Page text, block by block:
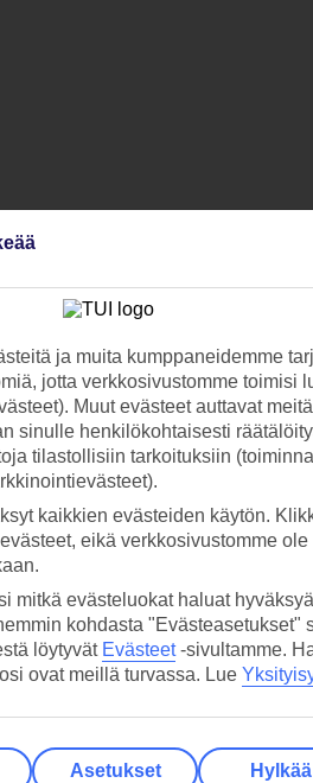
ja muita kumppaneidemme
jotta verkkosivustomme toimisi
Muut evästeet auttavat
sinulle henkilökohtaisesti
tilastollisiin tarkoituksiin
kaikkien evästeiden käytön.
eikä verkkosivustomme ole
mitkä evästeluokat haluat
kohdasta "Evästeasetukset"
löytyvät Evästeet-sivultamme.
ovat meillä turvassa. Lue
Asetukset Hylkää